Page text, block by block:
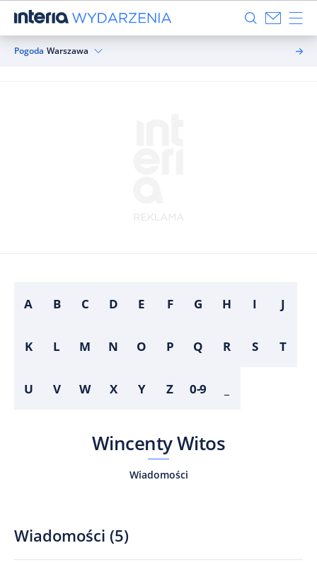
Pogoda Warszawa
A B C D E F G H I J
K L M N O P Q R S T
U V W X Y Z 0-9
Wincenty Witos
Wiadomości
Wiadomości (5)